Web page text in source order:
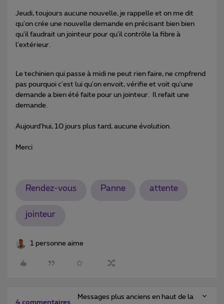
Jeudi, toujours aucune nouvelle, je rappelle et on me dit
qu'on crée une nouvelle demande en précisant bien bien
qu'il faudrait un jointeur pour qu'il contrôle la fibre à
l'extérieur.
Le techinien qui passe à midi ne peut rien faire, ne cmpfrend
pas pourquoi c'est lui qu'on envoit, vérifie et voit qu'une
demande a bien été faite pour un jointeur. Il refait une
demande.
Aujourd'hui, 10 jours plus tard, aucune évolution.
Merci
Rendez-vous Panne attente
jointeur
1 personne aime
Messages plus anciens en haut de la